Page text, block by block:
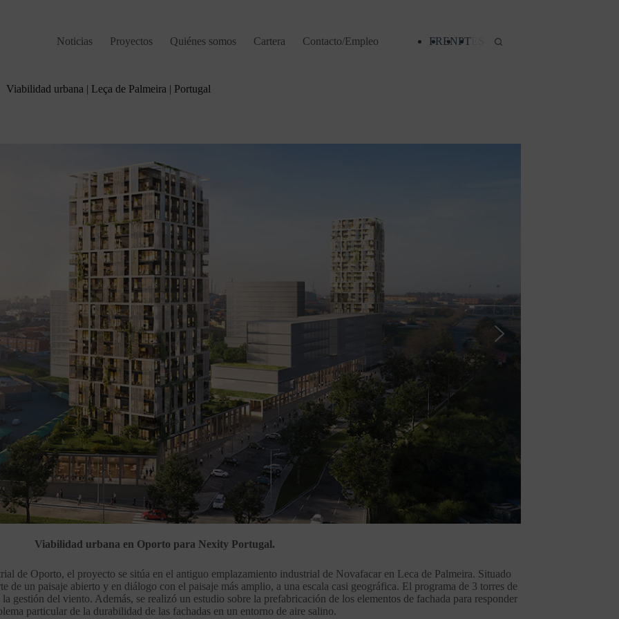
Noticias
Proyectos Quiénes somos Cartera Contacto/Empleo FRENPTES
Viabilidad urbana | Leça de Palmeira | Portugal
Viabilidad urbana en Oporto para Nexity Portugal.
de Oporto, el proyecto se sitúa en el antiguo emplazamiento industrial de Novafacar en Leca de Palmeira. Situado
de un paisaje abierto y en diálogo con el paisaje más amplio, a una escala casi geográfica. El programa de 3 torres de
gestión del viento. Además, se realizó un estudio sobre la prefabricación de los elementos de fachada para responder
particular de la durabilidad de las fachadas en un entorno de aire salino.